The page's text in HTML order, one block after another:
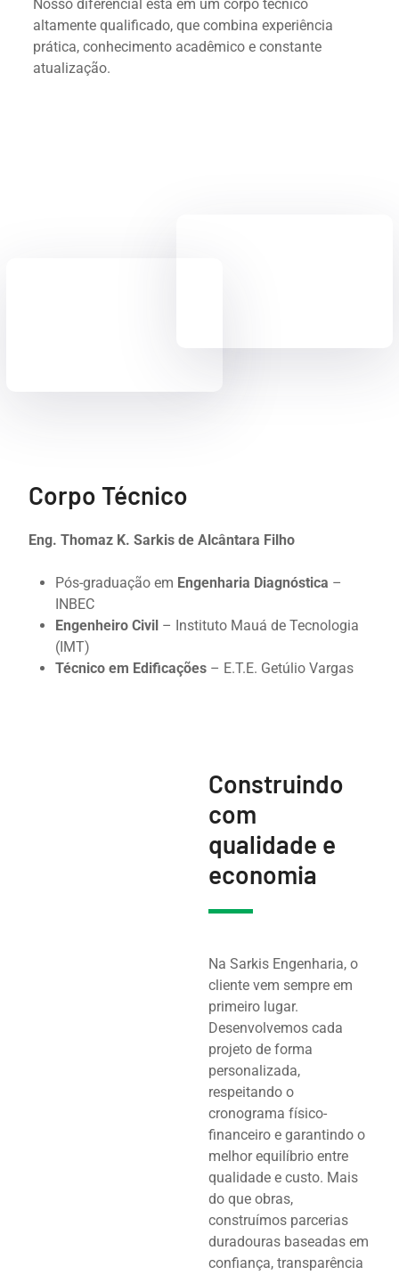
Nosso diferencial está em um corpo técnico
altamente qualificado, que combina experiência
prática, conhecimento acadêmico e constante
atualização.
Corpo Técnico
Eng. Thomaz K. Sarkis de Alcântara Filho
Pós-graduação em Engenharia Diagnóstica –
INBEC
Engenheiro Civil – Instituto Mauá de Tecnologia
(IMT)
Técnico em Edificações – E.T.E. Getúlio Vargas
Construindo
com
qualidade e
economia
Na Sarkis Engenharia, o
cliente vem sempre em
primeiro lugar.
Desenvolvemos cada
projeto de forma
personalizada,
respeitando o
cronograma físico-
financeiro e garantindo o
melhor equilíbrio entre
qualidade e custo. Mais
do que obras,
construímos parcerias
duradouras baseadas em
confiança, transparência